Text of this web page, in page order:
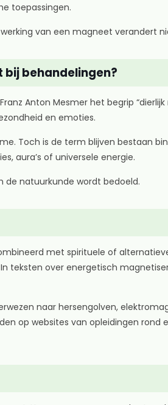
toepassingen.
van een magneet verandert
behandelingen?
Anton Mesmer het begrip
en emoties.
Toch is de term blijven bestaan
aura’s of universele energie.
natuurkunde wordt bedoeld.
met spirituele of
teksten over energetisch
naar hersengolven,
op websites van opleidingen